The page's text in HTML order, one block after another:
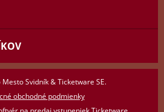
Svidník & Ticketware SE.
obchodné podmienky